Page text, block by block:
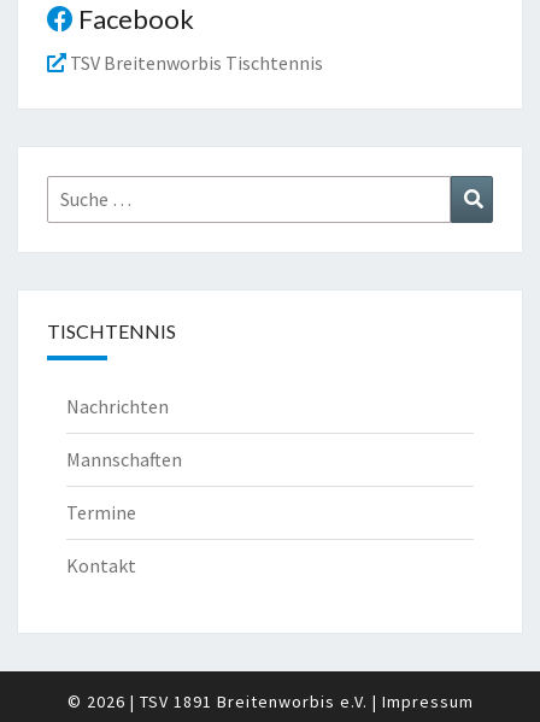
Facebook
TSV Breitenworbis Tischtennis
Suche
nach:
TISCHTENNIS
Nachrichten
Mannschaften
Termine
Kontakt
© 2026 | TSV 1891 Breitenworbis e.V. | Impressum